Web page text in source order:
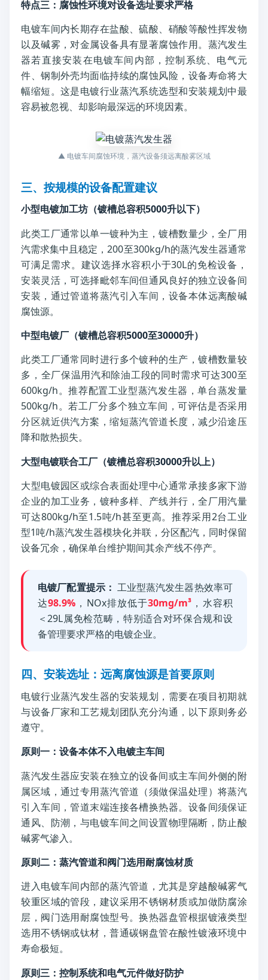
特点三：腐蚀性环境对设备选址要求严格
电镀车间内长期存在盐酸、硫酸、硝酸等酸性挥发物
以及碱雾，对金属设备具有显著腐蚀作用。蒸汽发生
器若直接安装在电镀车间内部，控制系统、电气元
件、钢制外壳均面临持续的腐蚀风险，设备寿命将大
幅缩短。这是电镀行业蒸汽系统选型和安装规划中最
容易被忽视、却影响最深远的环境因素。
▲ 电镀车间腐蚀环境，蒸汽设备须远离酸雾区域
三、按规模的设备配置建议
小型电镀加工坊（镀槽总容积5000升以下）
此类工厂通常以单一镀种为主，镀槽数量少，全厂用
汽需求集中且稳定，200至300kg/h的蒸汽发生器通常
可满足需求。建议选择水容积小于30L的免检设备，
安装灵活，可选择毗邻车间但通风良好的独立设备间
安装，通过管道将蒸汽引入车间，设备本体远离酸碱
腐蚀源。
中型电镀厂（镀槽总容积5000至30000升）
此类工厂通常同时进行多个镀种的生产，镀槽数量较
多，全厂保温用汽和除油工段的同时需求可达300至
600kg/h。推荐配置工业型蒸汽发生器，单台蒸发量
500kg/h。若工厂分多个独立车间，可评估是否采用
分区就近供汽方案，缩短蒸汽管道长度，减少沿途压
降和散热损失。
大型电镀联合工厂（镀槽总容积30000升以上）
大型电镀园区或综合表面处理中心通常承接多家下游
企业的加工业务，镀种多样、产线并行，全厂用汽量
可达800kg/h至1.5吨/h甚至更高。推荐采用2台工业
型1吨/h蒸汽发生器模块化并联，分区配汽，同时保留
设备冗余，确保单台维护期间其余产线不停产。
电镀厂配置提示： 工业型蒸汽发生器热效率可
达98.9% ，NOx排放低于30mg/m³ ，水容积
＜29L属免检范畴，特别适合对环保合规和设
备管理要求严格的电镀企业。
四、安装选址：远离腐蚀源是首要原则
电镀行业蒸汽发生器的安装规划，需要在项目初期就
与设备厂家和工艺规划团队充分沟通，以下原则务必
遵守。
原则一：设备本体不入电镀主车间
蒸汽发生器应安装在独立的设备间或主车间外侧的附
属区域，通过专用蒸汽管道（须做保温处理）将蒸汽
引入车间，管道末端连接各槽换热器。设备间须保证
通风、防潮，与电镀车间之间设置物理隔断，防止酸
碱雾气渗入。
原则二：蒸汽管道和阀门选用耐腐蚀材质
进入电镀车间内部的蒸汽管道，尤其是穿越酸碱雾气
较重区域的管段，建议采用不锈钢材质或加做防腐涂
层，阀门选用耐腐蚀型号。换热器盘管根据镀液类型
选用不锈钢或钛材，普通碳钢盘管在酸性镀液环境中
寿命极短。
原则三：控制系统和电气元件做好防护